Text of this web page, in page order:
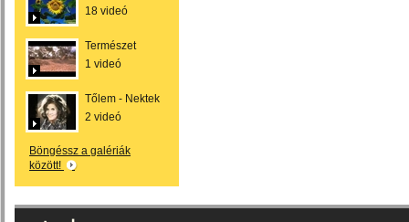
18 videó
Természet
1 videó
Tőlem - Nektek
2 videó
Böngéssz a galériák
között!